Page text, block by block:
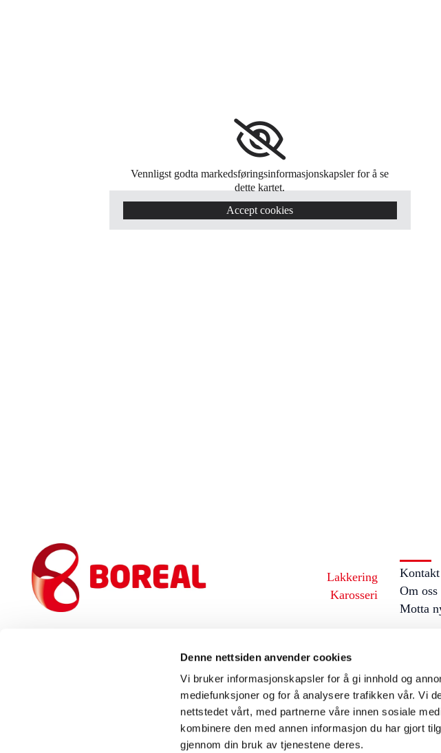
Denne nettsiden anvender cookies
Vi bruker informasjonskapsler for å gi innhold og
mediefunksjoner og for å analysere trafikken vår. Vi
nettstedet vårt, med partnerne våre innen sosiale
kombinere den med annen informasjon du har gjort
gjennom din bruk av tjenestene deres.
Vennligst godta markedsføringsinformasjonskapsler for å se
dette kartet.
Accept cookies
Lakkering
Karosseri
Kontakt
Om oss
Motta